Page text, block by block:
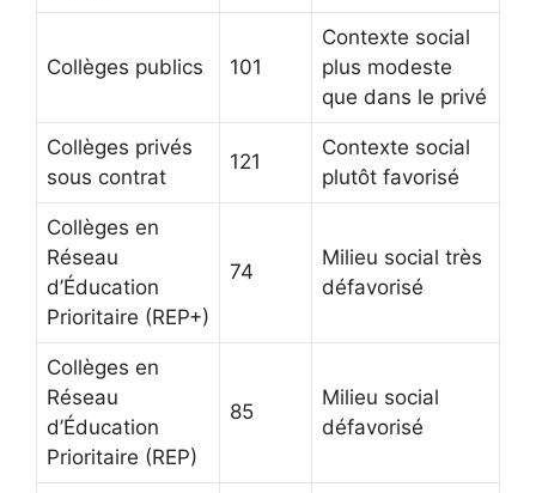
Collèges publics 101
Contexte social
plus modeste
que dans le privé
Collèges privés
sous contrat
121
Contexte social
plutôt favorisé
Collèges en
Réseau
d’Éducation
Prioritaire (REP+)
74
Milieu social très
défavorisé
Collèges en
Réseau
d’Éducation
Prioritaire (REP)
85
Milieu social
défavorisé